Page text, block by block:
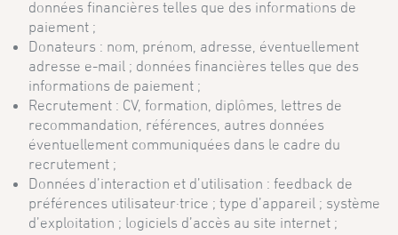
données financières telles que des informations de
paiement ;
Donateurs : nom, prénom, adresse, éventuellement
adresse e-mail ; données financières telles que des
informations de paiement ;
Recrutement : CV, formation, diplômes, lettres de
recommandation, références, autres données
éventuellement communiquées dans le cadre du
recrutement ;
Données d’interaction et d’utilisation : feedback de
préférences utilisateur·trice ; type d’appareil ; système
d’exploitation ; logiciels d’accès au site internet ;